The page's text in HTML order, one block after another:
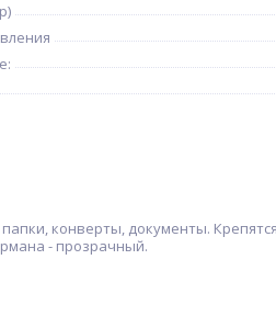
конверты, документы.
- прозрачный.